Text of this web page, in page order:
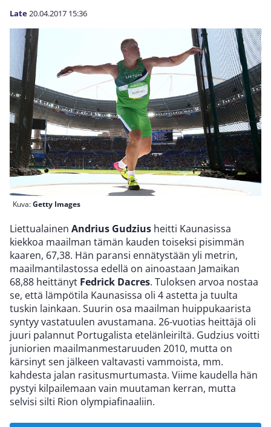
Late20.04.2017 15:36
Kuva:Getty Images
Liettualainen Andrius Gudzius heitti Kaunasissa
kiekkoa maailman tämän kauden toiseksi pisimmän
kaaren, 67,38. Hän paransi ennätystään yli metrin,
maailmantilastossa edellä on ainoastaan Jamaikan
68,88 heittänyt Fedrick Dacres. Tuloksen arvoa nostaa
se, että lämpötila Kaunasissa oli 4 astetta ja tuulta
tuskin lainkaan. Suurin osa maailman huippukaarista
syntyy vastatuulen avustamana. 26-vuotias heittäjä oli
juuri palannut Portugalista etelänleiriltä. Gudzius voitti
juniorien maailmanmestaruuden 2010, mutta on
kärsinyt sen jälkeen valtavasti vammoista, mm.
kahdesta jalan rasitusmurtumasta. Viime kaudella hän
pystyi kilpailemaan vain muutaman kerran, mutta
selvisi silti Rion olympiafinaaliin.